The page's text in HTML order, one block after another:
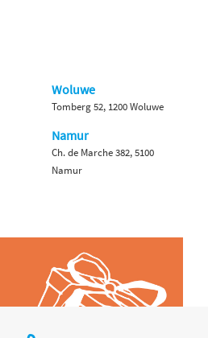
Woluwe
Tomberg 52, 1200 Woluwe
Namur
Ch. de Marche 382, 5100
Namur